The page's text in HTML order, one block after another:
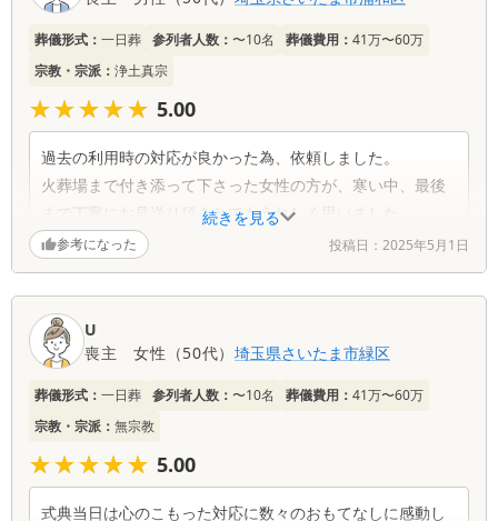
ての心構えができました。亡くなってからも直ぐに連携を
取り「逝去～搬送手配～お迎え」まで完了できました。
小笠原様と詳細な打合せを実施し、準備万端で臨み、今川
様と最後の事前面談、参列者より「温かい素敵なお式」と
絶賛されました。深謝いたします。
続きを見る
葬儀形式： 一日葬 参列者人数： 〜10名 葬儀費用： 41万〜60万
宗教・宗派： 浄土真宗
★★★★★
★★★★★ 5.00
過去の利用時の対応が良かった為、依頼しました。
火葬場まで付き添って下さった女性の方が、寒い中、最後
まで丁寧にお見送り頂きとてもうれしく思いました。
死亡時は夜中にもかかわらずすみやかにお迎えに来ていた
だき、大変ありがとうございました。
参考になった 投稿日： 2025年5月1日
U
喪主
女性 （50代）埼玉県さいたま市緑区
葬儀形式： 一日葬 参列者人数： 〜10名 葬儀費用： 41万〜60万
宗教・宗派： 無宗教
★★★★★
★★★★★ 5.00
式典当日は心のこもった対応に数々のおもてなしに感動し